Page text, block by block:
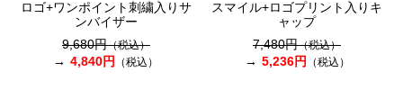
ロゴ+ワンポイント刺繍入りサ
ンバイザー
9,680円（税込）
4,840円 （税込）
スマイル+ロゴプリント入りキ
ャップ
7,480円（税込）
5,236円 （税込）